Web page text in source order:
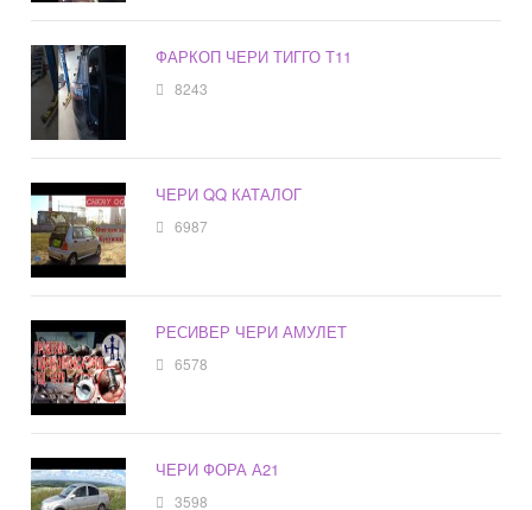
ФАРКОП ЧЕРИ ТИГГО Т11
8243
ЧЕРИ QQ КАТАЛОГ
6987
РЕСИВЕР ЧЕРИ АМУЛЕТ
6578
ЧЕРИ ФОРА А21
3598